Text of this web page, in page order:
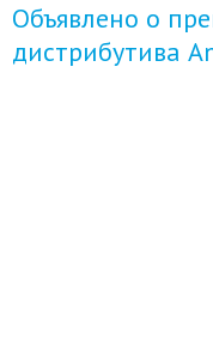
Объявлено о
дистрибутива